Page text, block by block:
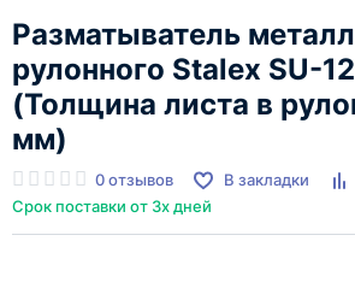
Разматыватель
рулонного Stalex SU-
(Толщина листа в
мм)
0 отзывов В закладки
Срок поставки от 3х дней